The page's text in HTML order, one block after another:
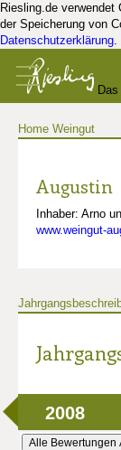
Riesling.de
der Speicherung von
Datenschutzerklärung.
Home Weingut
Augustin
Inhaber: Arno
www.weingut-
2008
Alle Bewertungen